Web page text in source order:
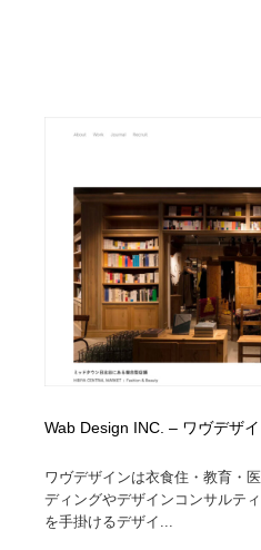
Wab Design INC. – ワヴデザ
ワヴデザインは衣食住・教育・
ディングやデザインコンサルテ
を手掛けるデザイ...